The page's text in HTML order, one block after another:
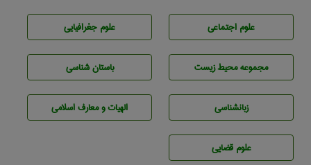
علوم اجتماعی علوم جغرافيايی
مجموعه محيط زيست باستان شناسی
زبانشناسی الهیات و معارف اسلامی
علوم قضایی